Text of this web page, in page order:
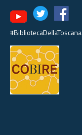
#BibliotecaDellaToscana